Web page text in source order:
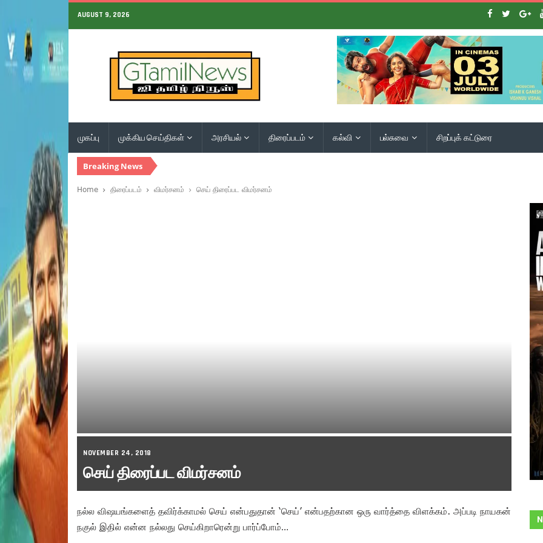
AUGUST 9, 2026
முகப்பு முக்கிய செய்திகள் அரசியல் திரைப்படம் கல்வி பல்சுவை சிறப்புக் கட்டுரை
Breaking News
Home திரைப்படம் விமர்சனம் செய் திரைப்பட விமர்சனம்
NOVEMBER 24, 2018
செய் திரைப்பட விமர்சனம்
நல்ல விஷயங்களைத் தவிர்க்காமல் செய் என்பதுதான் ‘செய்’ என்பதற்கான ஒரு வார்த்தை விளக்கம். அப்படி நாயகன்
நகுல் இதில் என்ன நல்லது செய்கிறாரென்று பார்ப்போம்…